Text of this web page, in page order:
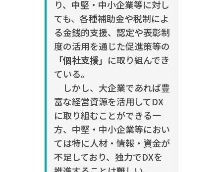
り、中堅・中小企業等に対し
ても、各種補助金や税制によ
る金銭的支援、認定や表彰制
度の活用を通じた促進策等の
「個社支援」 に取り組んでき
ている。
しかし、大企業であれば豊
富な経営資源を活用してDX
に取り組むことができる一
方、中堅・中小企業等におい
ては特に人材・情報・資金が
不足しており、独力でDXを